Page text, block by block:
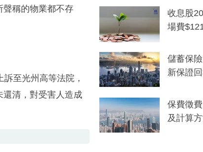
聲稱的物業都不存
至光州高等法院，
清，對受害人造成
y及香港
收息股
場費
儲蓄保
新保證
保費徵
及計算